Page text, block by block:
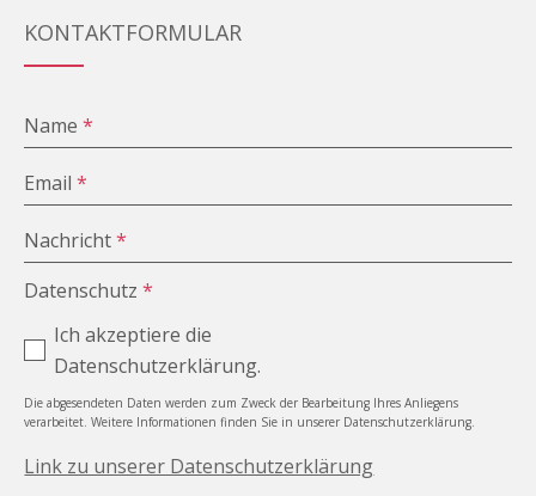
KONTAKTFORMULAR
Name*
Email*
Nachricht*
Datenschutz*
Ich akzeptiere die
Datenschutzerklärung.
Die abgesendeten Daten werden zum Zweck der Bearbeitung Ihres Anliegens
verarbeitet. Weitere Informationen finden Sie in unserer Datenschutzerklärung.
Link zu unserer Datenschutzerklärung